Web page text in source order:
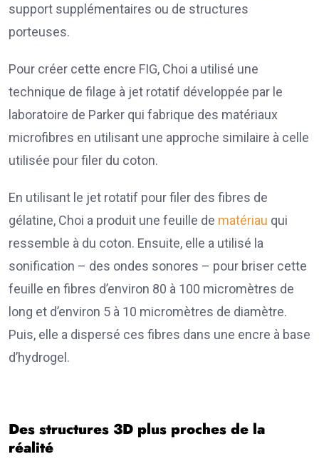
support supplémentaires ou de structures
porteuses.
Pour créer cette encre FIG, Choi a utilisé une
technique de filage à jet rotatif développée par le
laboratoire de Parker qui fabrique des matériaux
microfibres en utilisant une approche similaire à celle
utilisée pour filer du coton.
En utilisant le jet rotatif pour filer des fibres de
gélatine, Choi a produit une feuille de matériau qui
ressemble à du coton. Ensuite, elle a utilisé la
sonification – des ondes sonores – pour briser cette
feuille en fibres d’environ 80 à 100 micromètres de
long et d’environ 5 à 10 micromètres de diamètre.
Puis, elle a dispersé ces fibres dans une encre à base
d’hydrogel.
Des structures 3D plus proches de la
réalité